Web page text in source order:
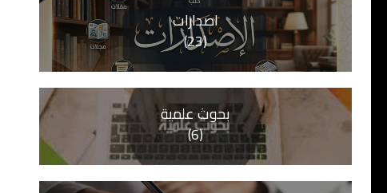
اصدارات
(23)
بحوث علمية
(6)